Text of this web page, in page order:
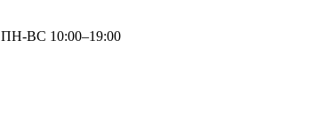
ПН-ВС 10:00–19:00